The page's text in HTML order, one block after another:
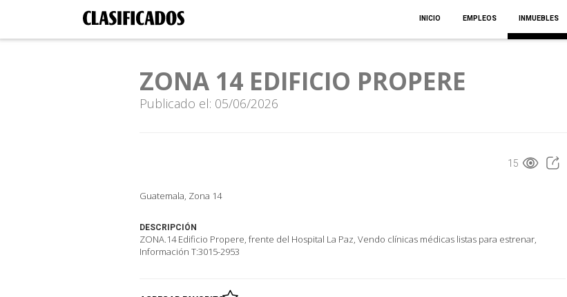
INICIO EMPLEOS INMUEBLES
ZONA 14 EDIFICIO PROPERE
Publicado el: 05/06/2026
15
Guatemala, Zona 14
DESCRIPCIÓN
ZONA.14 Edificio Propere, frente del Hospital La Paz, Vendo clínicas médicas listas para estrenar,
Información T:3015-2953